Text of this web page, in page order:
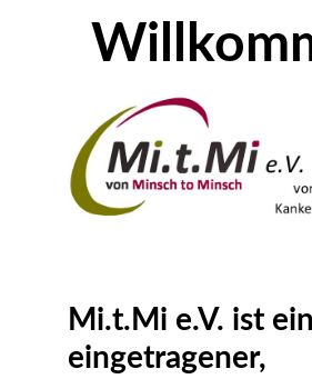
Mi.t.Mi e.V. ist ein
eingetragener,